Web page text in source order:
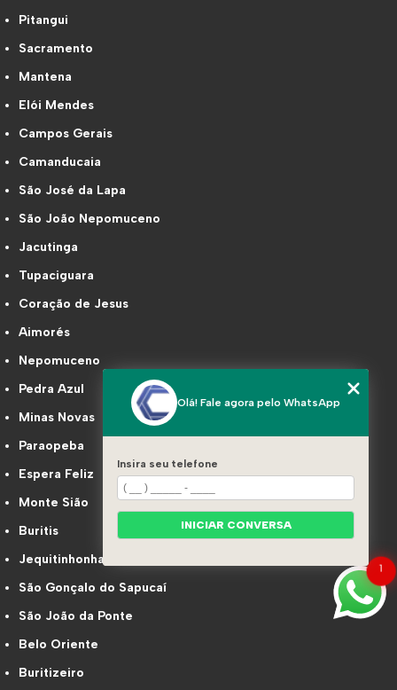
Pitangui
Sacramento
Mantena
Elói Mendes
Campos Gerais
Camanducaia
São José da Lapa
São João Nepomuceno
Jacutinga
Tupaciguara
Coração de Jesus
Aimorés
Nepomuceno
Pedra Azul
Minas Novas
Paraopeba
Espera Feliz
Monte Sião
Buritis
Jequitinhonha
São Gonçalo do Sapucaí
São João da Ponte
Belo Oriente
Buritizeiro
1
Olá! Fale agora pelo WhatsApp
Insira seu telefone
INICIAR CONVERSA